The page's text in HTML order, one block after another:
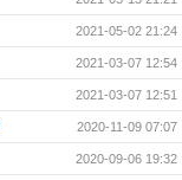
2021-05-02 21:24
2021-03-07 12:54
2021-03-07 12:51
2020-11-09 07:07
2020-09-06 19:32